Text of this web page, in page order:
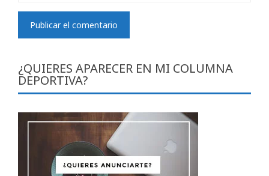
¿QUIERES APARECER EN MI COLUMNA
DEPORTIVA?